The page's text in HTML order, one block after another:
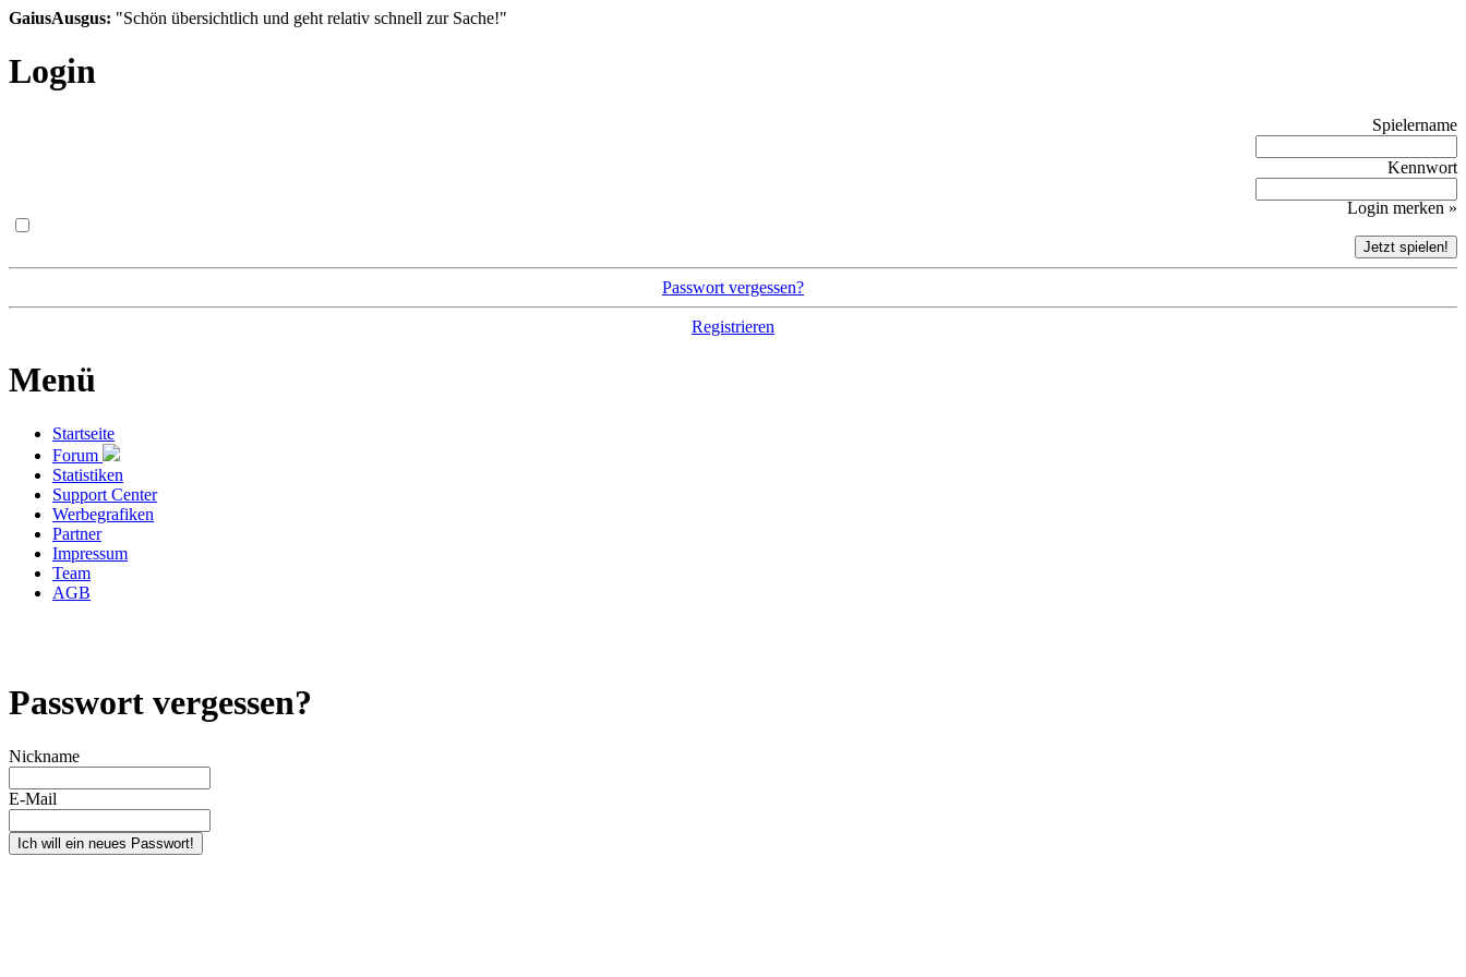
GaiusAusgus: "Schön übersichtlich und geht relativ schnell zur Sache!"
Login
Spielername
Kennwort
Login merken »
Passwort vergessen?
Registrieren
Menü
Startseite
Forum
Statistiken
Support Center
Werbegrafiken
Partner
Impressum
Team
AGB
Passwort vergessen?
Nickname
E-Mail